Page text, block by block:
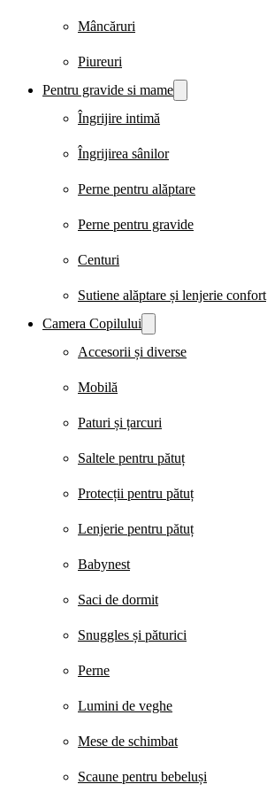
Mâncăruri
Piureuri
Pentru gravide si mame
Îngrijire intimă
Îngrijirea sânilor
Perne pentru alăptare
Perne pentru gravide
Centuri
Sutiene alăptare și lenjerie confort
Camera Copilului
Accesorii și diverse
Mobilă
Paturi și țarcuri
Saltele pentru pătuț
Protecții pentru pătuț
Lenjerie pentru pătuț
Babynest
Saci de dormit
Snuggles și păturici
Perne
Lumini de veghe
Mese de schimbat
Scaune pentru bebeluși